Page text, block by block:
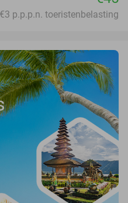
p.p.p.n. toeristenbelasting